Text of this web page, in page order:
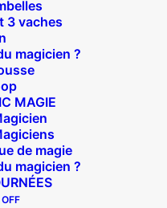
3 vaches
magicien ?
MAGIE
de magie
magicien ?
Parisiens
Paris
:01 42 62 35 00